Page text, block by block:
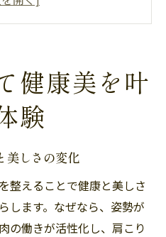
サロン施術の関係性を知
調整の魅力とは
調整の新常識
する新しいアプローチ
とその効果について解
健康美を叶
験
美しさの変化
整えることで健康と美しさ
します。なぜなら、姿勢が
の働きが活性化し、肩こり